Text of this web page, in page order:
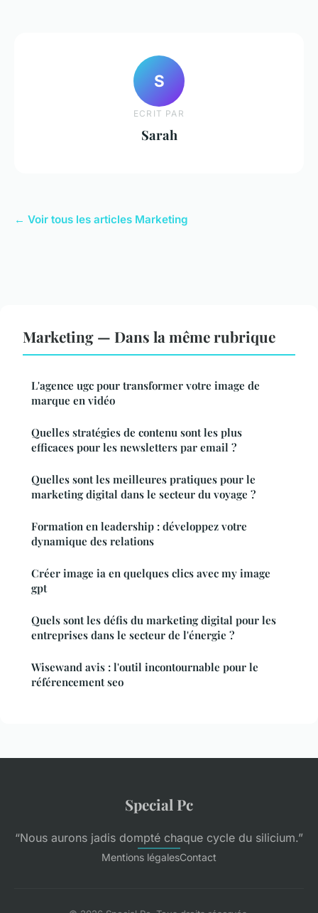
S
ECRIT PAR
Sarah
← Voir tous les articles Marketing
Marketing — Dans la même rubrique
L'agence ugc pour transformer votre image de
marque en vidéo
Quelles stratégies de contenu sont les plus
efficaces pour les newsletters par email ?
Quelles sont les meilleures pratiques pour le
marketing digital dans le secteur du voyage ?
Formation en leadership : développez votre
dynamique des relations
Créer image ia en quelques clics avec my image
gpt
Quels sont les défis du marketing digital pour les
entreprises dans le secteur de l'énergie ?
Wisewand avis : l'outil incontournable pour le
référencement seo
Special Pc
“Nous aurons jadis dompté chaque cycle du silicium.”
Mentions légalesContact